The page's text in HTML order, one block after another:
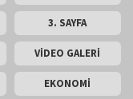
3. SAYFA
VİDEO GALERİ
EKONOMİ